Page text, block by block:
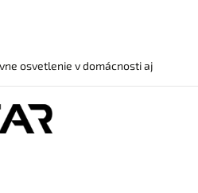
osvetlenie v domácnosti aj